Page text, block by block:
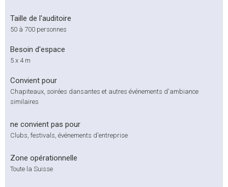
Taille de l'auditoire
50 à 700 personnes
Besoin d'espace
5 x 4 m
Convient pour
Chapiteaux, soirées dansantes et autres événements d'ambiance
similaires
ne convient pas pour
Clubs, festivals, événements d'entreprise
Zone opérationnelle
Toute la Suisse